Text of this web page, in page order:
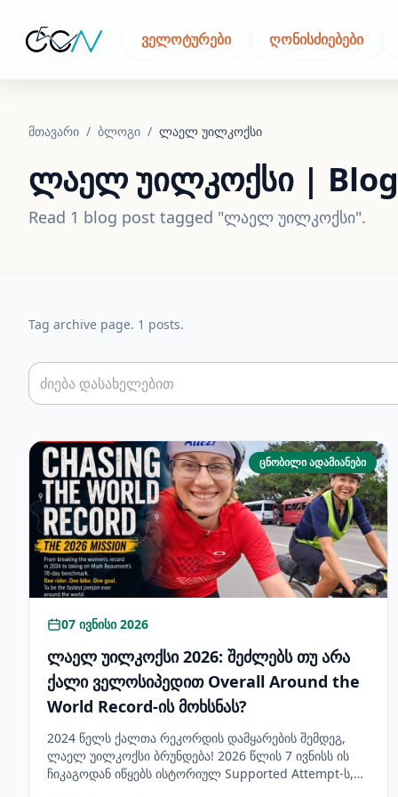
ᲕᲔᲚᲝᲢᲣᲠᲔᲑᲘ ᲦᲝᲜᲘᲡᲫᲘᲔᲑᲔᲑᲘ
მთავარი / ბლოგი / ლაელ უილკოქსი
ლაელ უილკოქსი | Blog
Read 1 blog post tagged "ლაელ უილკოქსი".
Tag archive page. 1 posts.
ცნობილი ადამიანები
07 ივნისი 2026
ლაელ უილკოქსი 2026: შეძლებს თუ არა
ქალი ველოსიპედით Overall Around the
World Record-ის მოხსნას?
2024 წელს ქალთა რეკორდის დამყარების შემდეგ,
ლაელ უილკოქსი ბრუნდება! 2026 წლის 7 ივნისს ის
ჩიკაგოდან იწყებს ისტორიულ Supported Attempt-ს,